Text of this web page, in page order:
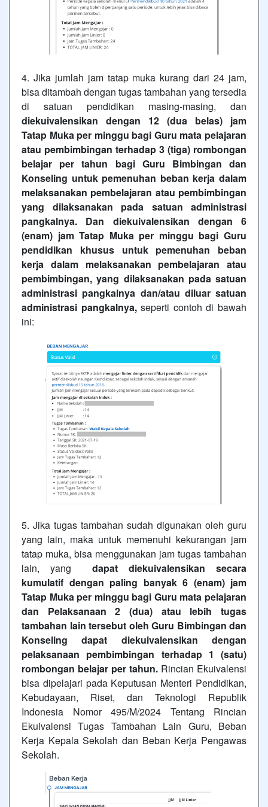
4. Jika jumlah jam tatap muka kurang dari 24 jam,
bisa ditambah dengan tugas tambahan yang tersedia
di satuan pendidikan masing-masing, dan
diekuivalensikan dengan 12 (dua belas) jam
Tatap Muka per minggu bagi Guru mata pelajaran
atau pembimbingan terhadap 3 (tiga) rombongan
belajar per tahun bagi Guru Bimbingan dan
Konseling untuk pemenuhan beban kerja dalam
melaksanakan pembelajaran atau pembimbingan
yang dilaksanakan pada satuan administrasi
pangkalnya. Dan diekuivalensikan dengan 6
(enam) jam Tatap Muka per minggu bagi Guru
pendidikan khusus untuk pemenuhan beban
kerja dalam melaksanakan pembelajaran atau
pembimbingan, yang dilaksanakan pada satuan
administrasi pangkalnya dan/atau diluar satuan
administrasi pangkalnya,seperti contoh di bawah
ini:
5. Jika tugas tambahan sudah digunakan oleh guru
yang lain, maka untuk memenuhi kekurangan jam
tatap muka, bisa menggunakan jam tugas tambahan
lain, yang
dapat diekuivalensikan secara
kumulatif dengan paling banyak 6 (enam) jam
Tatap Muka per minggu bagi Guru mata pelajaran
dan Pelaksanaan 2 (dua) atau lebih tugas
tambahan lain tersebut oleh Guru Bimbingan dan
Konseling dapat diekuivalensikan dengan
pelaksanaan pembimbingan terhadap 1 (satu)
rombongan belajar per tahun. Rincian Ekuivalensi
bisa dipelajari pada Keputusan Menteri Pendidikan,
Kebudayaan, Riset, dan Teknologi Republik
Indonesia Nomor 495/M/2024 Tentang Rincian
Ekuivalensi Tugas Tambahan Lain Guru, Beban
Kerja Kepala Sekolah dan Beban Kerja Pengawas
Sekolah.